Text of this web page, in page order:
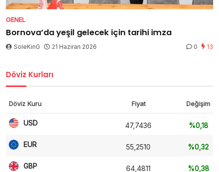
GENEL
Bornova’da yeşil gelecek için tarihi imza
SoleKinG 21 Haziran 2026 0 13
Döviz Kurları
Döviz Kuru Fiyat Değişim
USD 47,7436 %0,18
EUR 55,2510 %0,32
GBP 64,4811 %0,38